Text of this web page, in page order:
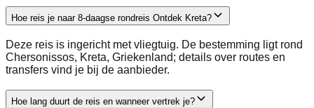
Hoe reis je naar 8-daagse rondreis Ontdek Kreta?
Deze reis is ingericht met vliegtuig. De bestemming ligt rond
Chersonissos, Kreta, Griekenland; details over routes en
transfers vind je bij de aanbieder.
Hoe lang duurt de reis en wanneer vertrek je?